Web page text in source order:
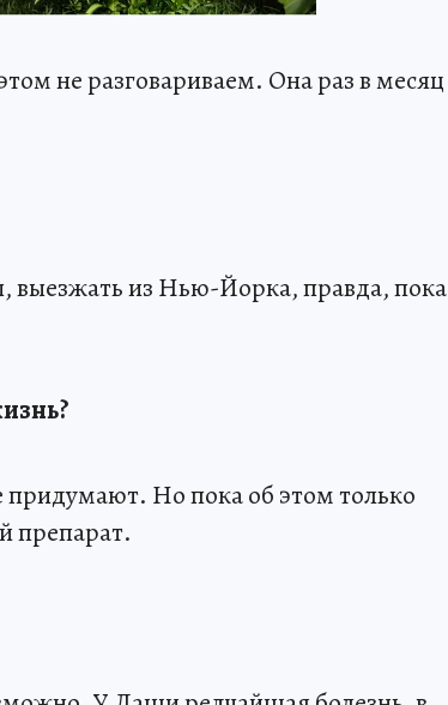
не разговариваем. Она раз в месяц
выезжать из Нью-Йорка, правда, пока
придумают. Но пока об этом только
препарат.